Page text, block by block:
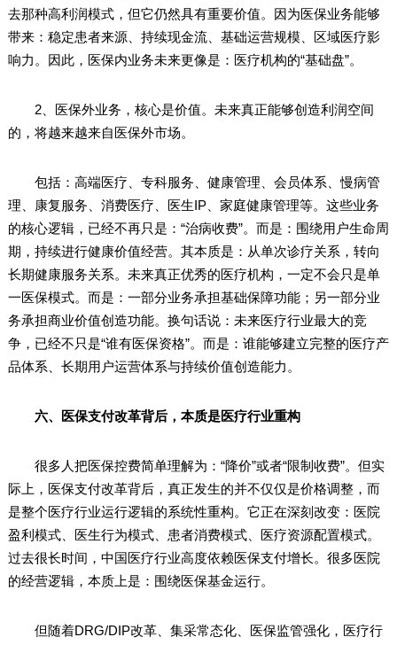
去那种高利润模式，但它仍然具有重要价值。因为医保业务能够
带来：稳定患者来源、持续现金流、基础运营规模、区域医疗影
响力。因此，医保内业务未来更像是：医疗机构的“基础盘”。
2、医保外业务，核心是价值。未来真正能够创造利润空间
的，将越来越来自医保外市场。
包括：高端医疗、专科服务、健康管理、会员体系、慢病管
理、康复服务、消费医疗、医生IP、家庭健康管理等。这些业务
的核心逻辑，已经不再只是：“治病收费”。而是：围绕用户生命周
期，持续进行健康价值经营。其本质是：从单次诊疗关系，转向
长期健康服务关系。未来真正优秀的医疗机构，一定不会只是单
一医保模式。而是：一部分业务承担基础保障功能；另一部分业
务承担商业价值创造功能。换句话说：未来医疗行业最大的竞
争，已经不只是“谁有医保资格”。而是：谁能够建立完整的医疗产
品体系、长期用户运营体系与持续价值创造能力。
六、医保支付改革背后，本质是医疗行业重构
很多人把医保控费简单理解为：“降价”或者“限制收费”。但实
际上，医保支付改革背后，真正发生的并不仅仅是价格调整，而
是整个医疗行业运行逻辑的系统性重构。它正在深刻改变：医院
盈利模式、医生行为模式、患者消费模式、医疗资源配置模式。
过去很长时间，中国医疗行业高度依赖医保支付增长。很多医院
的经营逻辑，本质上是：围绕医保基金运行。
但随着DRG/DIP改革、集采常态化、医保监管强化，医疗行